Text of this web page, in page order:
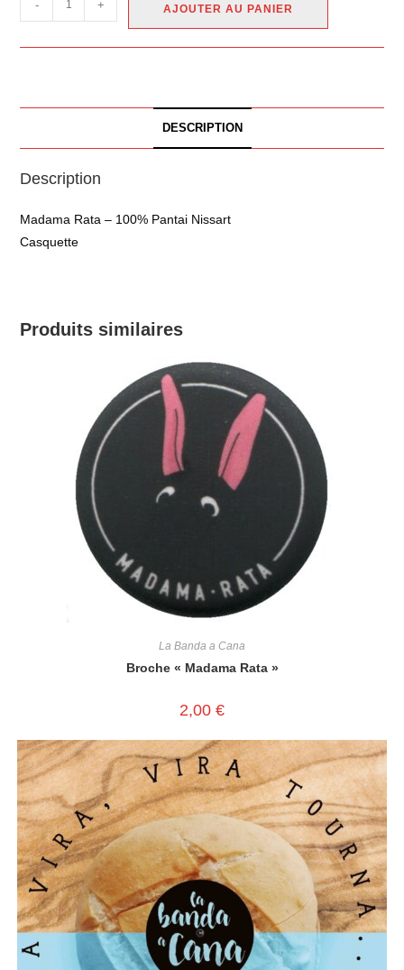
- + AJOUTER AU PANIER
DESCRIPTION
Description
Madama Rata – 100% Pantai Nissart
Casquette
Produits similaires
La Banda a Cana
Broche « Madama Rata »
2,00 €